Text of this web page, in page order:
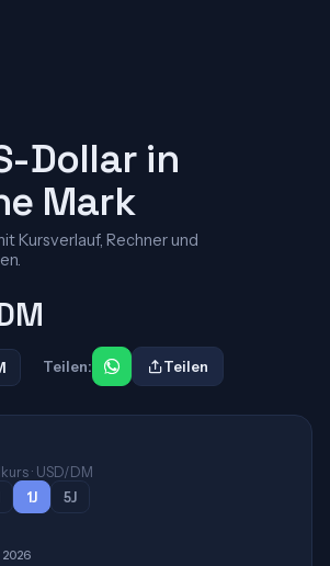
Dollar in
Mark
Kursverlauf, Rechner und
Teilen: Teilen
· USD/DM
1J 5J
2026